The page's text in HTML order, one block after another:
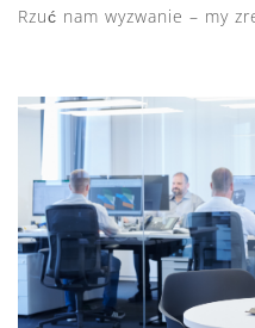
Rzuć nam wyzwanie – my